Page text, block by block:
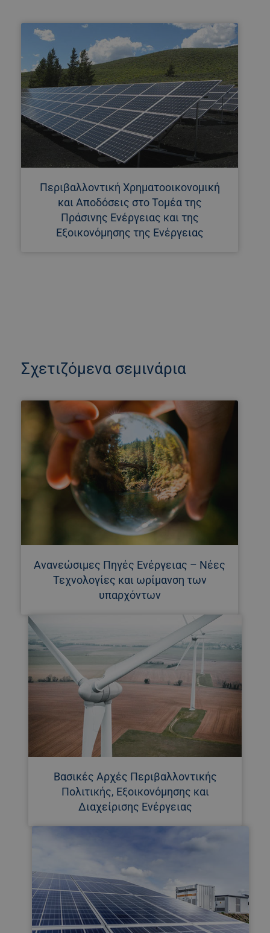
Περιβαλλοντική Χρηματοοικονομική
και Αποδόσεις στο Τομέα της
Πράσινης Ενέργειας και της
Εξοικονόμησης της Ενέργειας
Σχετιζόμενα σεμινάρια
Ανανεώσιμες Πηγές Ενέργειας – Νέες
Τεχνολογίες και ωρίμανση των
υπαρχόντων
Βασικές Αρχές Περιβαλλοντικής
Πολιτικής, Εξοικονόμησης και
Διαχείρισης Ενέργειας